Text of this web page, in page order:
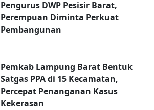
Pengurus DWP Pesisir Barat,
Perempuan Diminta Perkuat
Pembangunan
Pemkab Lampung Barat Bentuk
Satgas PPA di 15 Kecamatan,
Percepat Penanganan Kasus
Kekerasan